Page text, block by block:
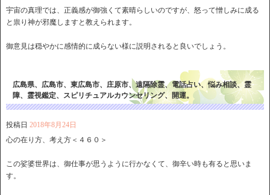
宇宙の真理では、正義感が御強くて素晴らしいのですが、怒って憎しみに成る
と祟り神が邪魔しますと教えられます。
御意見は穏やかに感情的に成らない様に説明されると良いでしょう。
広島県、広島市、東広島市、庄原市、遠隔除霊、電話占い、悩み相談、霊
障、霊視鑑定、スピリチュアルカウンセリング、開運。
投稿日 2018年8月24日
心の在り方、考え方＜４６０＞
この娑婆世界は、御仕事が思うように行かなくて、御辛い時も有ると思いま
す。